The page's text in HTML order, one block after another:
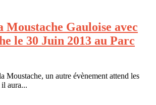
Moustache Gauloise avec
le 30 Juin 2013 au Parc
Moustache, un autre évènement attend les
aura...